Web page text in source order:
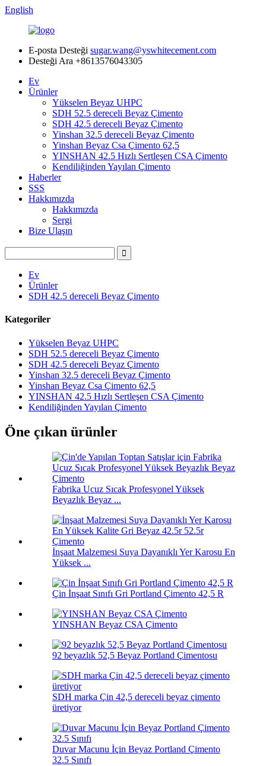
English
E-posta Desteği sugar.wang@yswhitecement.com
Desteği Ara +8613576043305
Ev
Ürünler
Yükselen Beyaz UHPC
SDH 52.5 dereceli Beyaz Çimento
SDH 42.5 dereceli Beyaz Çimento
Yinshan 32.5 dereceli Beyaz Çimento
Yinshan Beyaz Csa Çimento 62,5
YINSHAN 42.5 Hızlı Sertleşen CSA Çimento
Kendiliğinden Yayılan Çimento
Haberler
SSS
Hakkımızda
Hakkımızda
Sergi
Bize Ulaşın
Ev
Ürünler
SDH 42.5 dereceli Beyaz Çimento
Kategoriler
Yükselen Beyaz UHPC
SDH 52.5 dereceli Beyaz Çimento
SDH 42.5 dereceli Beyaz Çimento
Yinshan 32.5 dereceli Beyaz Çimento
Yinshan Beyaz Csa Çimento 62,5
YINSHAN 42.5 Hızlı Sertleşen CSA Çimento
Kendiliğinden Yayılan Çimento
Öne çıkan ürünler
Fabrika Ucuz Sıcak Profesyonel Yüksek
Beyazlık Beyaz ...
İnşaat Malzemesi Suya Dayanıklı Yer Karosu En
Yüksek ...
Çin İnşaat Sınıfı Gri Portland Çimento 42,5 R
YINSHAN Beyaz CSA Çimento
92 beyazlık 52,5 Beyaz Portland Çimentosu
SDH marka Çin 42,5 dereceli beyaz çimento
üretiyor
Duvar Macunu İçin Beyaz Portland Çimento
32.5 Sınıfı